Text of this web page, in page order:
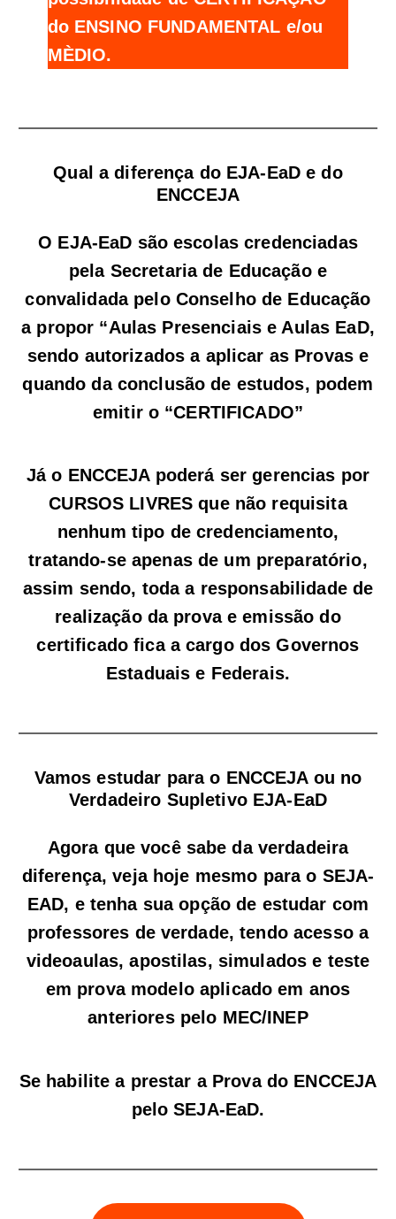
do ENSINO FUNDAMENTAL e/ou
MÈDIO.
Qual a diferença do EJA-EaD e do
ENCCEJA
O EJA-EaD são escolas credenciadas
pela Secretaria de Educação e
convalidada pelo Conselho de Educação
a propor “Aulas Presenciais e Aulas EaD,
sendo autorizados a aplicar as Provas e
quando da conclusão de estudos, podem
emitir o “CERTIFICADO”
Já o ENCCEJA poderá ser gerencias por
CURSOS LIVRES que não requisita
nenhum tipo de credenciamento,
tratando-se apenas de um preparatório,
assim sendo, toda a responsabilidade de
realização da prova e emissão do
certificado fica a cargo dos Governos
Estaduais e Federais.
Vamos estudar para o ENCCEJA ou no
Verdadeiro Supletivo EJA-EaD
Agora que você sabe da verdadeira
diferença, veja hoje mesmo para o SEJA-
EAD, e tenha sua opção de estudar com
professores de verdade, tendo acesso a
videoaulas, apostilas, simulados e teste
em prova modelo aplicado em anos
anteriores pelo MEC/INEP
Se habilite a prestar a Prova do ENCCEJA
pelo SEJA-EaD.